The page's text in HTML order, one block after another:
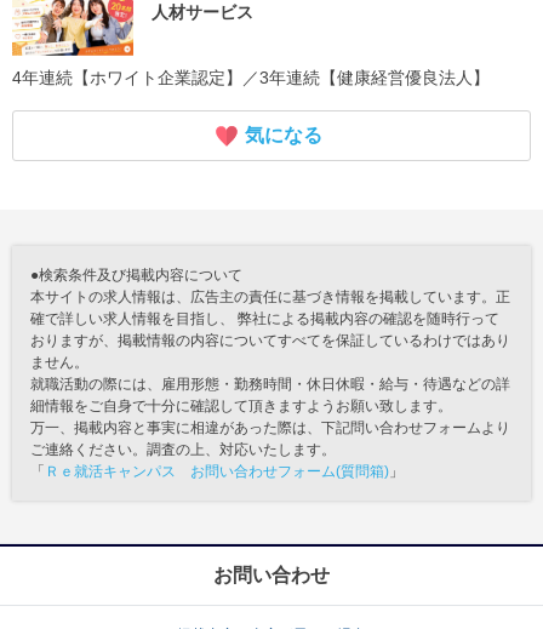
人材サービス
4年連続【ホワイト企業認定】／3年連続【健康経営優良法人】
気になる
●検索条件及び掲載内容について
本サイトの求人情報は、広告主の責任に基づき情報を掲載しています。正
確で詳しい求人情報を目指し、 弊社による掲載内容の確認を随時行って
おりますが、掲載情報の内容についてすべてを保証しているわけではあり
ません。
就職活動の際には、雇用形態・勤務時間・休日休暇・給与・待遇などの詳
細情報をご自身で十分に確認して頂きますようお願い致します。
万一、掲載内容と事実に相違があった際は、下記問い合わせフォームより
ご連絡ください。調査の上、対応いたします。
「 Ｒｅ就活キャンパス お問い合わせフォーム(質問箱) 」
お問い合わせ